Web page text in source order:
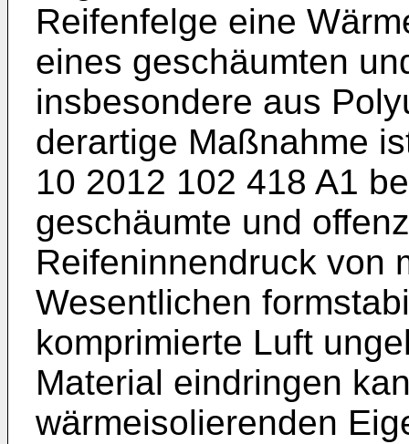
Reifenfelge eine
eines geschäumten
insbesondere aus
derartige Maßnahme
10 2012 102 418 A1
geschäumte und
Reifeninnendruck von
Wesentlichen
komprimierte Luft
Material eindringen
wärmeisolierenden